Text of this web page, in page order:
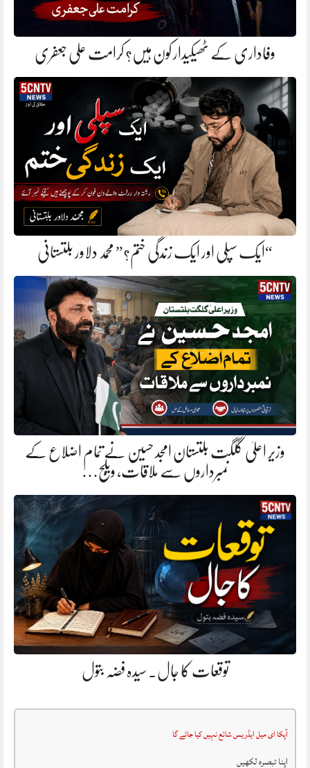
وفاداری کے ٹھیکیدار کون ہیں؟ کرامت علی جعفری
“ایک سپلی اور ایک زندگی ختم؟” محمد دلاور بلتستانی
وزیر اعلیٰ گلگت بلتستان امجد حسین نے تمام اضلاع کے
نمبرداروں سے ملاقات، ویلج…
توقعات کا جال. سیدہ فضہ بتول
آپکا ای میل ایڈریس شائع نہیں کیا جائے گا
اپنا تبصرہ لکھیں